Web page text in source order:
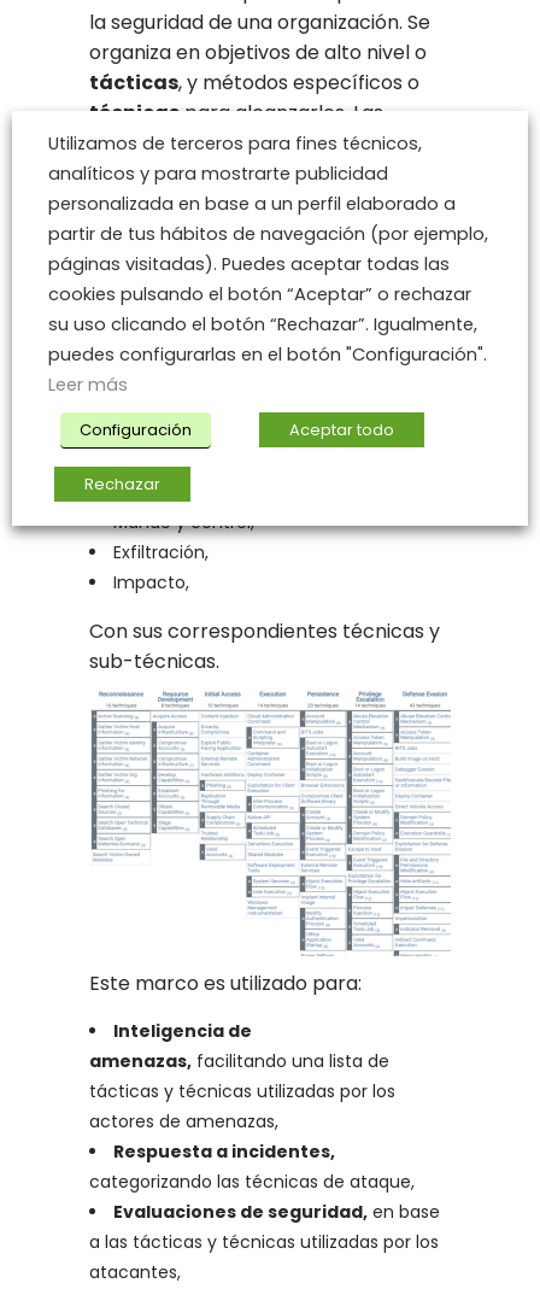
la seguridad de una organización. Se
organiza en objetivos de alto nivel o
tácticas, y métodos específicos o
técnicas para alcanzarlos. Las
tácticasse dividen en:
Reconocimiento,
Desarrollo de recursos,
Acceso inicial,
Ejecución,
Persistencia,
Escalada de privilegios,
Defensa Evasión,
Descubrimiento,
Movimiento lateral,
Recolección,
Mando y control,
Exfiltración,
Impacto,
Con sus correspondientes técnicas y
sub-técnicas.
Este marco es utilizado para:
Inteligencia de
amenazas, facilitando una lista de
tácticas y técnicas utilizadas por los
actores de amenazas,
Respuesta a incidentes,
categorizando las técnicas de ataque,
Evaluaciones de seguridad, en base
a las tácticas y técnicas utilizadas por los
atacantes,
Utilizamos de terceros para fines técnicos,
analíticos y para mostrarte publicidad
personalizada en base a un perfil elaborado a
partir de tus hábitos de navegación (por ejemplo,
páginas visitadas). Puedes aceptar todas las
cookies pulsando el botón “Aceptar” o rechazar
su uso clicando el botón “Rechazar”. Igualmente,
puedes configurarlas en el botón "Configuración".
Leer más
Configuración Aceptar todo
Rechazar